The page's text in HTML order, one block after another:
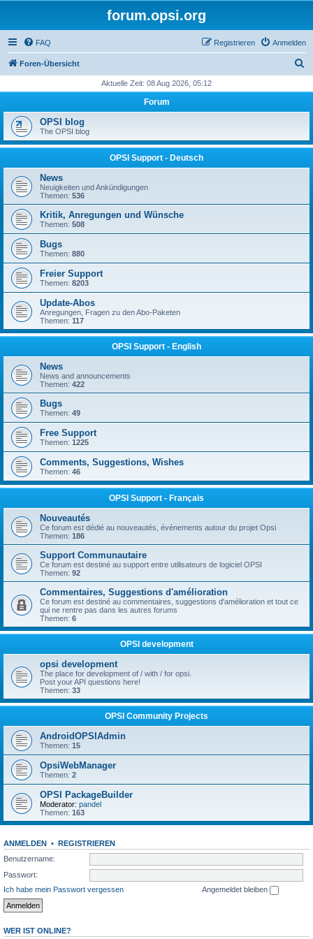
forum.opsi.org
FAQ Anmelden
Registrieren
Foren-Übersicht
h
Aktuelle Zeit: 08 Aug 2026, 05:12
Forum
OPSI blog
The OPSI blog
OPSI Support - Deutsch
News
Neuigkeiten und Ankündigungen
Themen: 536
Kritik, Anregungen und Wünsche
Themen: 508
Bugs
Themen: 880
Freier Support
Themen: 8203
Update-Abos
Anregungen, Fragen zu den Abo-Paketen
Themen: 117
OPSI Support - English
News
News and announcements
Themen: 422
Bugs
Themen: 49
Free Support
Themen: 1225
Comments, Suggestions, Wishes
Themen: 46
OPSI Support - Français
Nouveautés
Ce forum est dédié au nouveautés, événements autour du projet Opsi
Themen: 186
Support Communautaire
Ce forum est destiné au support entre utilisateurs de logiciel OPSI
Themen: 92
Commentaires, Suggestions d'amélioration
Ce forum est destiné au commentaires, suggestions d'amélioration et tout ce
qui ne rentre pas dans les autres forums
Themen: 6
OPSI development
opsi development
The place for development of / with / for opsi.
Post your API questions here!
Themen: 33
OPSI Community Projects
AndroidOPSIAdmin
Themen: 15
OpsiWebManager
Themen: 2
OPSI PackageBuilder
Moderator: pandel
Themen: 163
ANMELDEN • REGISTRIEREN
Benutzername:
Passwort:
Ich habe mein Passwort vergessen
Angemeldet bleiben
WER IST ONLINE?